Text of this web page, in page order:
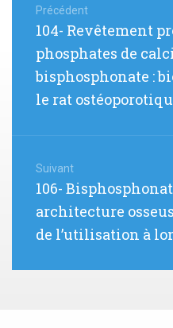
de
l’article
Précédent
Article
:
104- Revêtement
phosphates de
bisphosphonate :
le rat
Suivant
Article
:
106-
architecture
de l’utilisation à